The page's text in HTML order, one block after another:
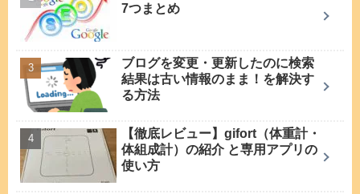
7つまとめ
ブログを変更・更新したのに検索
結果は古い情報のまま！を解決す
る方法
【徹底レビュー】gifort（体重計・
体組成計）の紹介 と専用アプリの
使い方